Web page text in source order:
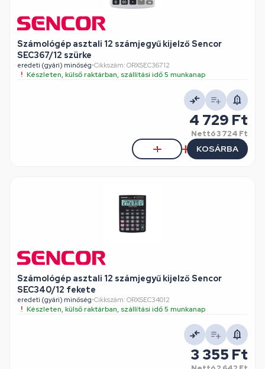
Számológép asztali 12 számjegyű kijelző Sencor
SEC367/12 szürke
eredeti (gyári) minőség•Cikkszám: ORXSEC36712
Készleten, külső raktárban, szállítási idő 5 munkanap
4 729 Ft
Nettó3 724 Ft
KOSÁRBA
Számológép asztali 12 számjegyű kijelző Sencor
SEC340/12 fekete
eredeti (gyári) minőség•Cikkszám: ORXSEC34012
Készleten, külső raktárban, szállítási idő 5 munkanap
3 355 Ft